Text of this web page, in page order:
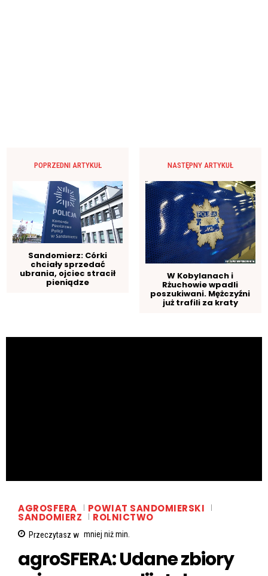
POPRZEDNI ARTYKUŁ
Sandomierz: Córki
chciały sprzedać
ubrania, ojciec stracił
pieniądze
NASTĘPNY ARTYKUŁ
W Kobylanach i
Rżuchowie wpadli
poszukiwani. Mężczyźni
już trafili za kraty